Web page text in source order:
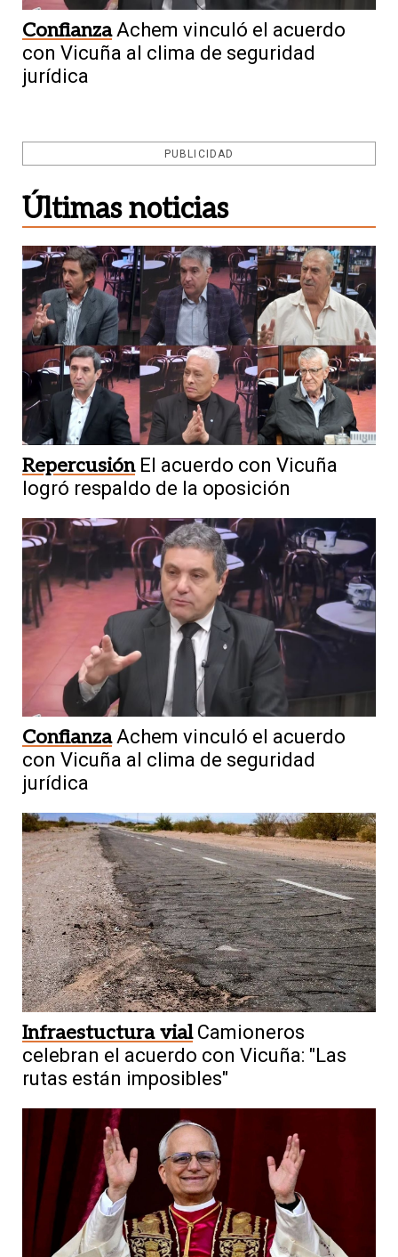
Confianza Achem vinculó el acuerdo
con Vicuña al clima de seguridad
jurídica
PUBLICIDAD
Últimas noticias
Repercusión El acuerdo con Vicuña
logró respaldo de la oposición
Confianza Achem vinculó el acuerdo
con Vicuña al clima de seguridad
jurídica
Infraestuctura vial Camioneros
celebran el acuerdo con Vicuña: "Las
rutas están imposibles"